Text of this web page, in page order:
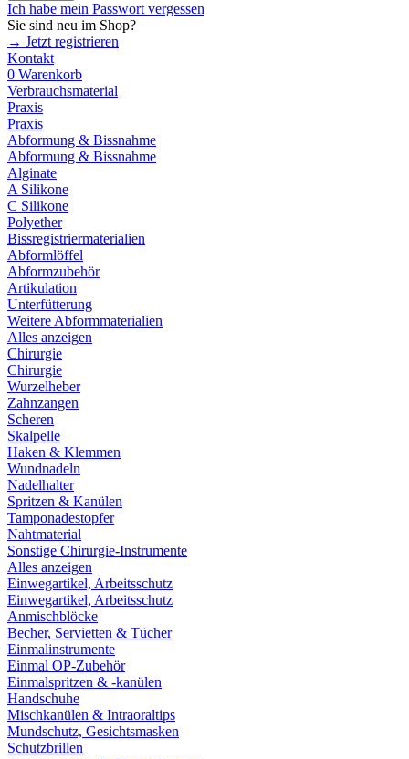
Ich habe mein Passwort vergessen
Sie sind neu im Shop?
→ Jetzt registrieren
Kontakt
0 Warenkorb
Verbrauchsmaterial
Praxis
Praxis
Abformung & Bissnahme
Abformung & Bissnahme
Alginate
A Silikone
C Silikone
Polyether
Bissregistriermaterialien
Abformlöffel
Abformzubehör
Artikulation
Unterfütterung
Weitere Abformmaterialien
Alles anzeigen
Chirurgie
Chirurgie
Wurzelheber
Zahnzangen
Scheren
Skalpelle
Haken & Klemmen
Wundnadeln
Nadelhalter
Spritzen & Kanülen
Tamponadestopfer
Nahtmaterial
Sonstige Chirurgie-Instrumente
Alles anzeigen
Einwegartikel, Arbeitsschutz
Einwegartikel, Arbeitsschutz
Anmischblöcke
Becher, Servietten & Tücher
Einmalinstrumente
Einmal OP-Zubehör
Einmalspritzen & -kanülen
Handschuhe
Mischkanülen & Intraoraltips
Mundschutz, Gesichtsmasken
Schutzbrillen